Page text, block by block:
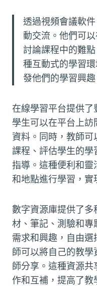
透過視頻會議軟
動交流。他們可
討論課程中的難
種互動式的學習
發他們的學習興
在線學習平台提供了
學生可以在平台上
資料。同時，教師
課程、評估學生的學
指導。這種便利和靈
和地點進行學習，實
數字資源庫提供了
材、筆記、測驗和專
需求和興趣，自由
師可以將自己的教
師分享。這種資源
作和互補，提高了教